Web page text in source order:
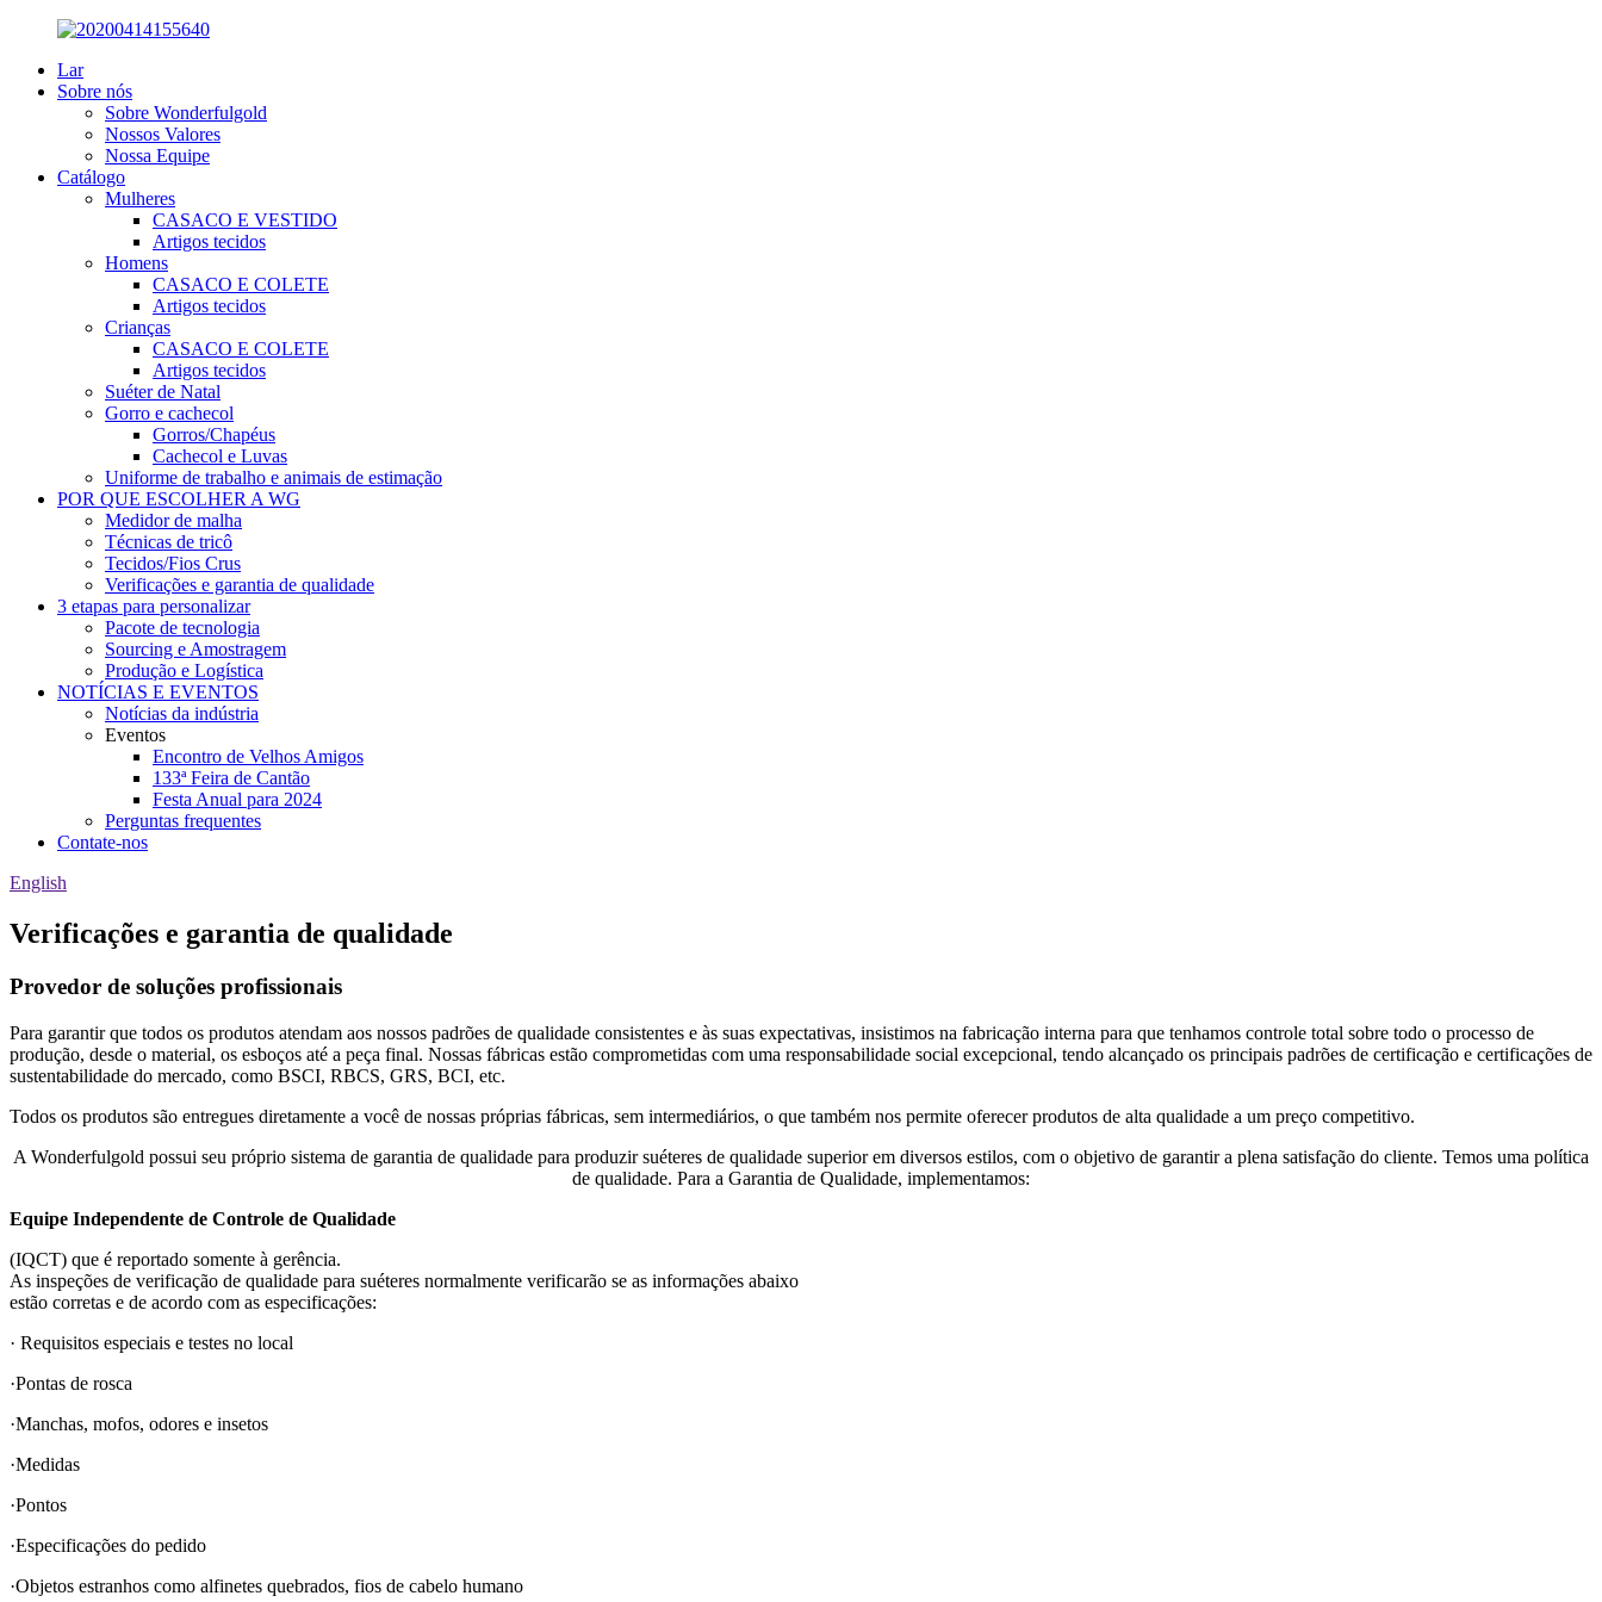
Lar
Sobre nós
Sobre Wonderfulgold
Nossos Valores
Nossa Equipe
Catálogo
Mulheres
CASACO E VESTIDO
Artigos tecidos
Homens
CASACO E COLETE
Artigos tecidos
Crianças
CASACO E COLETE
Artigos tecidos
Suéter de Natal
Gorro e cachecol
Gorros/Chapéus
Cachecol e Luvas
Uniforme de trabalho e animais de estimação
POR QUE ESCOLHER A WG
Medidor de malha
Técnicas de tricô
Tecidos/Fios Crus
Verificações e garantia de qualidade
3 etapas para personalizar
Pacote de tecnologia
Sourcing e Amostragem
Produção e Logística
NOTÍCIAS E EVENTOS
Notícias da indústria
Eventos
Encontro de Velhos Amigos
133ª Feira de Cantão
Festa Anual para 2024
Perguntas frequentes
Contate-nos
English
Verificações e garantia de qualidade
Provedor de soluções profissionais
Para garantir que todos os produtos atendam aos nossos padrões de qualidade consistentes e às suas expectativas, insistimos na fabricação interna para que tenhamos controle total sobre todo o processo de
produção, desde o material, os esboços até a peça final. Nossas fábricas estão comprometidas com uma responsabilidade social excepcional, tendo alcançado os principais padrões de certificação e certificações de
sustentabilidade do mercado, como BSCI, RBCS, GRS, BCI, etc.
Todos os produtos são entregues diretamente a você de nossas próprias fábricas, sem intermediários, o que também nos permite oferecer produtos de alta qualidade a um preço competitivo.
A Wonderfulgold possui seu próprio sistema de garantia de qualidade para produzir suéteres de qualidade superior em diversos estilos, com o objetivo de garantir a plena satisfação do cliente. Temos uma política
de qualidade. Para a Garantia de Qualidade, implementamos:
Equipe Independente de Controle de Qualidade
(IQCT) que é reportado somente à gerência.
As inspeções de verificação de qualidade para suéteres normalmente verificarão se as informações abaixo
estão corretas e de acordo com as especificações:
· Requisitos especiais e testes no local
·Pontas de rosca
·Manchas, mofos, odores e insetos
·Medidas
·Pontos
·Especificações do pedido
·Objetos estranhos como alfinetes quebrados, fios de cabelo humano